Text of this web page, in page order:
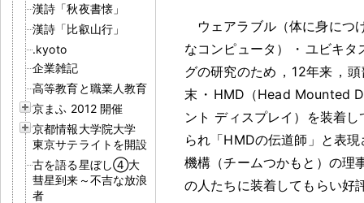
漢詩「秋夜書懐」
漢詩「比叡山行」
.kyoto
企業雑記
高等教育と職業人教育
京まふ 2012 開催
京都情報大学院大学
東京サテライトを開設
古を語る星ぼし④大
彗星到来～不吉な放浪
者
ウェアラブル（体に身につ
なコンピュータ）
・ ユビキタ
グの研究のため ， 12年来 ，
末 ・ HMD（Head Mounted
ント ディスプレイ）を装着
られ「HMDの伝道師」と表
機構（チームつかもと）の理
の人たちに装着してもらい好